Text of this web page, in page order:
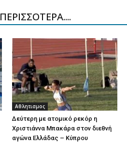
ΠΕΡΙΣΣΟΤΕΡΑ....
Αθλητισμος
Δεύτερη με ατομικό ρεκόρ η
Χριστιάννα Μπακάρα στον διεθνή
αγώνα Ελλάδας – Κύπρου